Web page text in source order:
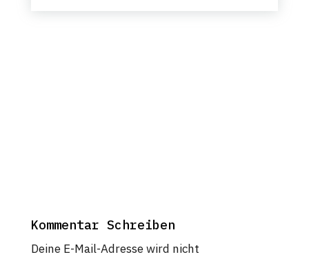
Kommentar Schreiben
Deine E-Mail-Adresse wird nicht